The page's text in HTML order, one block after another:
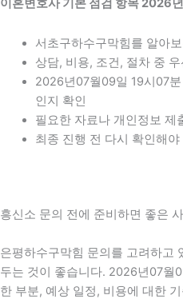
이혼변호사 기본 점검 항목 2026
서초구하수구막힘를 알아
상담, 비용, 조건, 절차 중
2026년07월09일 19시07
인지 확인
필요한 자료나 개인정보 제
최종 진행 전 다시 확인해야
흥신소 문의 전에 준비하면 좋은
은평하수구막힘 문의를 고려하고
두는 것이 좋습니다. 2026년07월
한 부분, 예상 일정, 비용에 대한